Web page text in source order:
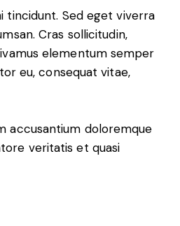
tincidunt. Sed eget viverra
Cras sollicitudin,
elementum semper
eu, consequat vitae,
accusantium doloremque
veritatis et quasi